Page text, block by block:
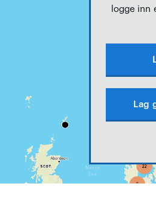
logge inn
Lag